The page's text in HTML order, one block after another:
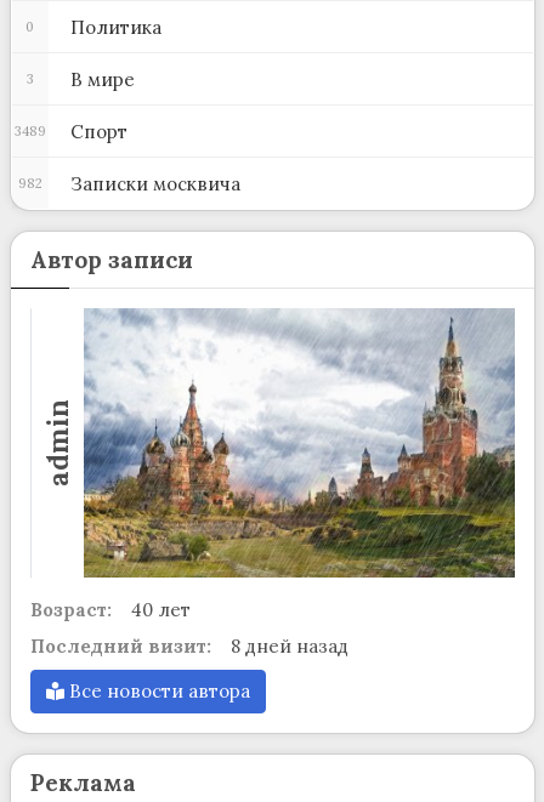
Политика
0
В мире
3
Спорт
3489
Записки москвича
982
Автор записи
admin
Возраст:
40 лет
Последний визит:
8 дней назад
Все новости автора
Реклама